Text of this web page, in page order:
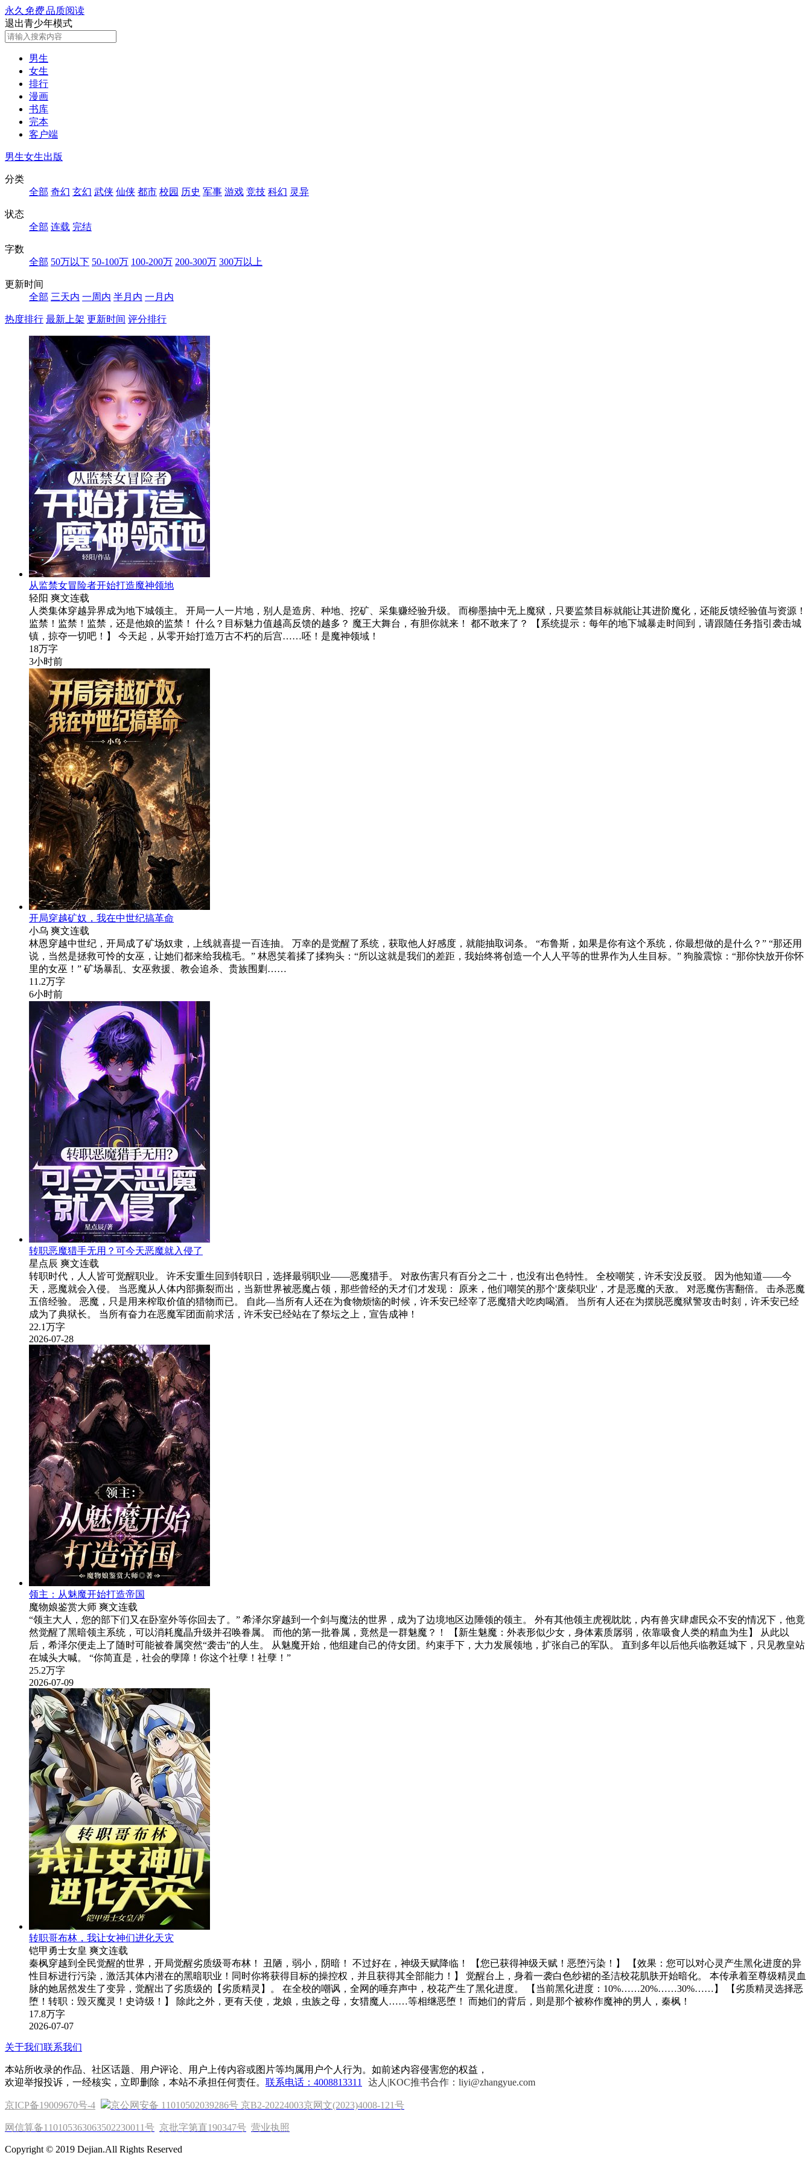
永久 免费品质阅读
退出青少年模式
男生
女生
排行
漫画
书库
完本
客户端
男生女生出版
分类
全部 奇幻 玄幻 武侠 仙侠 都市 校园 历史 军事 游戏 竞技 科幻 灵异
状态
全部 连载 完结
字数
全部 50万以下 50-100万 100-200万 200-300万 300万以上
更新时间
全部 三天内 一周内 半月内 一月内
热度排行 最新上架 更新时间 评分排行
从监禁女冒险者开始打造魔神领地
轻阳 爽文连载
人类集体穿越异界成为地下城领主。 开局一人一片地，别人是造房、种地、挖矿、采集赚经验升级。 而柳墨抽中无上魔狱，只要监禁目标就能让其进阶魔化，还能反馈经验值与资源！
监禁！监禁！监禁，还是他娘的监禁！ 什么？目标魅力值越高反馈的越多？ 魔王大舞台，有胆你就来！ 都不敢来了？ 【系统提示：每年的地下城暴走时间到，请跟随任务指引袭击城
镇，掠夺一切吧！】 今天起，从零开始打造万古不朽的后宫……呸！是魔神领域！
18万字
3小时前
开局穿越矿奴，我在中世纪搞革命
小乌 爽文连载
林恩穿越中世纪，开局成了矿场奴隶，上线就喜提一百连抽。 万幸的是觉醒了系统，获取他人好感度，就能抽取词条。 “布鲁斯，如果是你有这个系统，你最想做的是什么？” “那还用
说，当然是拯救可怜的女巫，让她们都来给我梳毛。” 林恩笑着揉了揉狗头：“所以这就是我们的差距，我始终将创造一个人人平等的世界作为人生目标。” 狗脸震惊：“那你快放开你怀
里的女巫！” 矿场暴乱、女巫救援、教会追杀、贵族围剿……
11.2万字
6小时前
转职恶魔猎手无用？可今天恶魔就入侵了
星点辰 爽文连载
转职时代，人人皆可觉醒职业。 许禾安重生回到转职日，选择最弱职业——恶魔猎手。 对敌伤害只有百分之二十，也没有出色特性。 全校嘲笑，许禾安没反驳。 因为他知道——今
天，恶魔就会入侵。 当恶魔从人体内部撕裂而出，当新世界被恶魔占领，那些曾经的天才们才发现： 原来，他们嘲笑的那个'废柴职业'，才是恶魔的天敌。 对恶魔伤害翻倍。 击杀恶魔
五倍经验。 恶魔，只是用来榨取价值的猎物而已。 自此—当所有人还在为食物烦恼的时候，许禾安已经宰了恶魔猎犬吃肉喝酒。 当所有人还在为摆脱恶魔狱警攻击时刻，许禾安已经
成为了典狱长。 当所有奋力在恶魔军团面前求活，许禾安已经站在了祭坛之上，宣告成神！
22.1万字
2026-07-28
领主：从魅魔开始打造帝国
魔物娘鉴赏大师 爽文连载
“领主大人，您的部下们又在卧室外等你回去了。” 希泽尔穿越到一个剑与魔法的世界，成为了边境地区边陲领的领主。 外有其他领主虎视眈眈，内有兽灾肆虐民众不安的情况下，他竟
然觉醒了黑暗领主系统，可以消耗魔晶升级并召唤眷属。 而他的第一批眷属，竟然是一群魅魔？！ 【新生魅魔：外表形似少女，身体素质孱弱，依靠吸食人类的精血为生】 从此以
后，希泽尔便走上了随时可能被眷属突然“袭击”的人生。 从魅魔开始，他组建自己的侍女团。约束手下，大力发展领地，扩张自己的军队。 直到多年以后他兵临教廷城下，只见教皇站
在城头大喊。 “你简直是，社会的孽障！你这个社孽！社孽！”
25.2万字
2026-07-09
转职哥布林，我让女神们进化天灾
铠甲勇士女皇 爽文连载
秦枫穿越到全民觉醒的世界，开局觉醒劣质级哥布林！ 丑陋，弱小，阴暗！ 不过好在，神级天赋降临！ 【您已获得神级天赋！恶堕污染！】 【效果：您可以对心灵产生黑化进度的异
性目标进行污染，激活其体内潜在的黑暗职业！同时你将获得目标的操控权，并且获得其全部能力！】 觉醒台上，身着一袭白色纱裙的圣洁校花肌肤开始暗化。 本传承着至尊级精灵血
脉的她居然发生了变异，觉醒出了劣质级的【劣质精灵】。 在全校的嘲讽，全网的唾弃声中，校花产生了黑化进度。 【当前黑化进度：10%……20%……30%……】 【劣质精灵选择恶
堕！转职：毁灭魔灵！史诗级！】 除此之外，更有天使，龙娘，虫族之母，女猎魔人……等相继恶堕！ 而她们的背后，则是那个被称作魔神的男人，秦枫！
17.8万字
2026-07-07
关于我们联系我们
本站所收录的作品、社区话题、用户评论、用户上传内容或图片等均属用户个人行为。如前述内容侵害您的权益，
欢迎举报投诉，一经核实，立即删除，本站不承担任何责任。 联系电话：4008813311 达人|KOC推书合作：liyi@zhangyue.com
京ICP备19009670号-4 京公网安备 11010502039286号 京B2-20224003京网文(2023)4008-121号
网信算备110105363063502230011号 京批字第直190347号 营业执照
Copyright © 2019 Dejian.All Rights Reserved